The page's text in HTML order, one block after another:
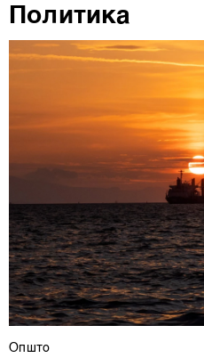
Политика
Општо